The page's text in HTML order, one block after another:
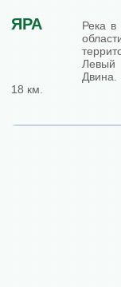
ЯРА
Река в
Левый
18 км.